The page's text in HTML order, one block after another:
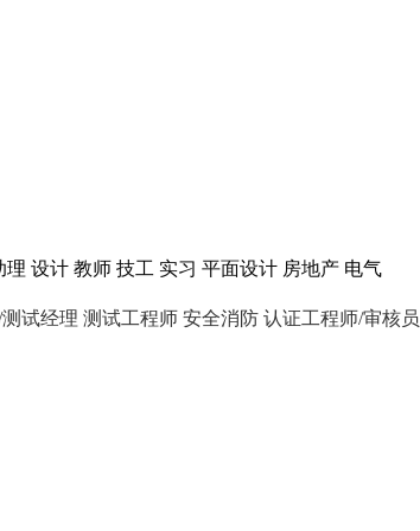
理 设计 教师 技工 实习 平面设计 房地产 电气
试经理 测试工程师 安全消防 认证工程师/审核员